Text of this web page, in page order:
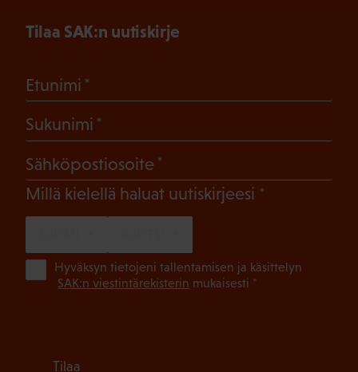
Tilaa SAK:n uutiskirje
Etunimi
Sukunimi
Sähköpostiosoite
Millä kielellä haluat uutiskirjeesi (Pakollinen)
Hyväksyn tietojeni tallentamisen ja käsittelyn
SAK:n viestintärekisterin mukaisesti *
Tilaa